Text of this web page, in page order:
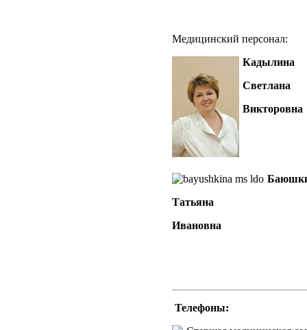
Медицинский персонал:
Кадылина
Светлана
Викторовна
Татьяна
Ивановна
Телефоны: